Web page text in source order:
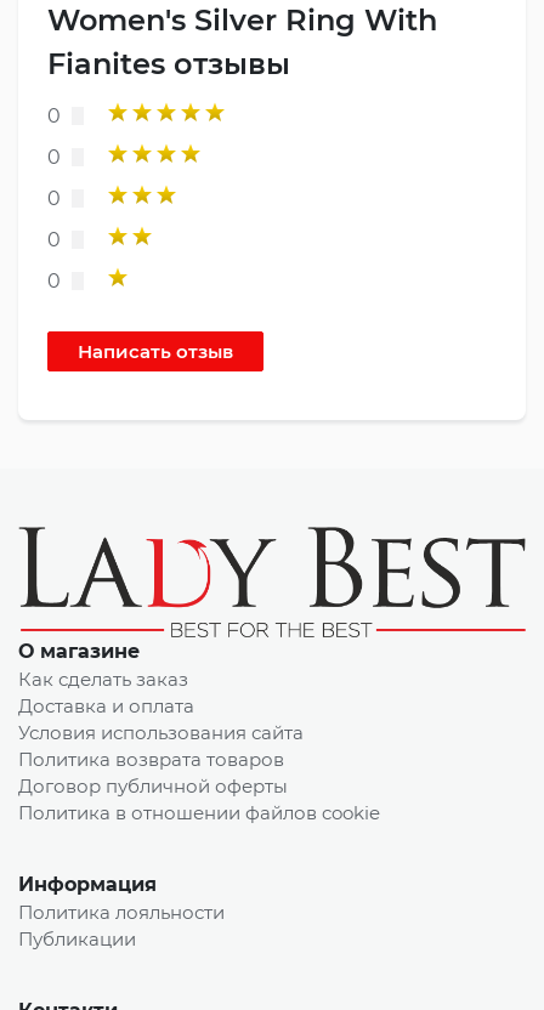
Women's Silver Ring With
Fianites отзывы
0
0
0
0
0
О магазине
Как сделать заказ
Доставка и оплата
Условия использования сайта
Политика возврата товаров
Договор публичной оферты
Политика в отношении файлов cookie
Информация
Политика лояльности
Публикации